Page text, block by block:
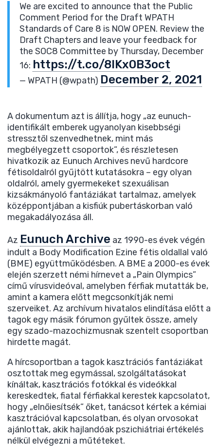
We are excited to announce that the Public
Comment Period for the Draft WPATH
Standards of Care 8 is NOW OPEN. Review the
Draft Chapters and leave your feedback for
the SOC8 Committee by Thursday, December
16: https://t.co/8lKx0B3oct
— WPATH (@wpath) December 2, 2021
A dokumentum azt is állítja, hogy „az eunuch-
identifikált emberek ugyanolyan kisebbségi
stressztől szenvedhetnek, mint más
megbélyegzett csoportok”, és részletesen
hivatkozik az Eunuch Archives nevű hardcore
fétisoldalról gyűjtött kutatásokra – egy olyan
oldalról, amely gyermekeket szexuálisan
kizsákmányoló fantáziákat tartalmaz, amelyek
középpontjában a kisfiúk pubertáskorban való
megakadályozása áll.
Az Eunuch Archive az 1990-es évek végén
indult a Body Modification Ezine fétis oldallal való
(BME) együttműködésben. A BME a 2000-es évek
elején szerzett némi hírnevet a „Pain Olympics”
című vírusvideóval, amelyben férfiak mutatták be,
amint a kamera előtt megcsonkítják nemi
szerveiket. Az archívum hivatalos elindítása előtt a
tagok egy másik fórumon gyűltek össze, amely
egy szado-mazochizmusnak szentelt csoportban
hirdette magát.
A hírcsoportban a tagok kasztrációs fantáziákat
osztottak meg egymással, szolgáltatásokat
kínáltak, kasztrációs fotókkal és videókkal
kereskedtek, fiatal férfiakkal kerestek kapcsolatot,
hogy „elnőiesítsék” őket, tanácsot kértek a kémiai
kasztrációval kapcsolatban, és olyan orvosokat
ajánlottak, akik hajlandóak pszichiátriai értékelés
nélkül elvégezni a műtéteket.